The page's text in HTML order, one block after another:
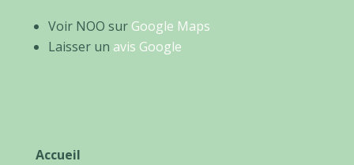
Voir NOO sur Google Maps
Laisser un avis Google
Accueil